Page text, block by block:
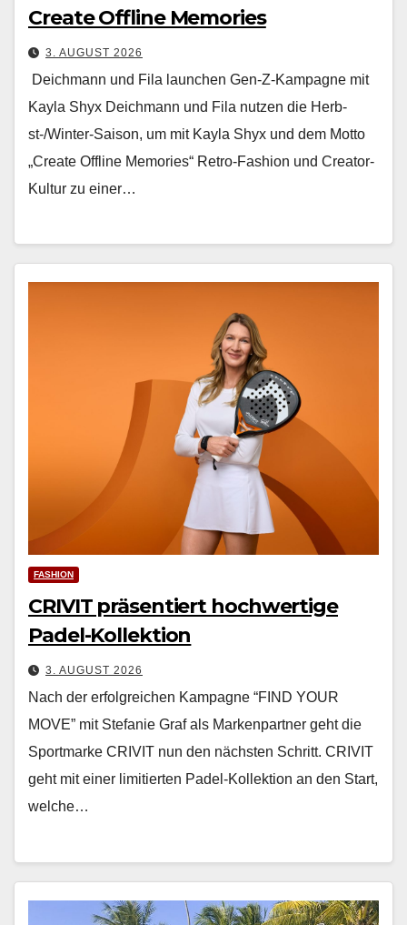
Create Offline Memories
3. AUGUST 2026
Deichmann und Fila launchen Gen-Z-Kampagne mit
Kayla Shyx Deich­mann und Fila nutzen die Herb­
st-/Win­ter-Sai­son, um mit Kay­la Shyx und dem Mot­to
„Cre­ate Offline Mem­o­ries“ Retro-Fash­ion und Cre­ator-
Kul­tur zu ein­er…
FASHION
CRIVIT präsentiert hochwertige
Padel-Kollektion
3. AUGUST 2026
Nach der erfol­gre­ichen Kam­pagne “FIND YOUR
MOVE” mit Ste­fanie Graf als Marken­part­ner geht die
Sport­marke CRIVIT nun den näch­sten Schritt. CRIVIT
geht mit ein­er lim­i­tierten Padel-Kollek­tion an den Start,
welche…